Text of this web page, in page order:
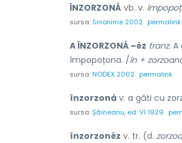
ÎNZORZONÁ vb. v.
sursa: Sinonime 2002 permalink
A ÎNZORZONÁ ~éz tranz. A
împopoțona. /în +
sursa:NODEX 2002 permalink
înzorzonà v. a găti cu
sursa:Șăineanu, ed. VI 1929
înzorzonéz v. tr. (d.